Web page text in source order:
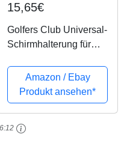
15,65€
Golfers Club Universal-
Schirmhalterung für
Amazon / Ebay
Produkt ansehen*